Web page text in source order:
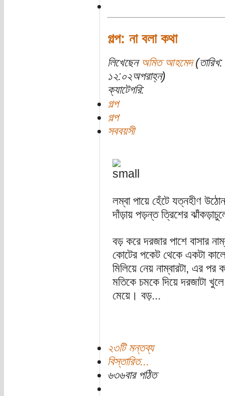
গল্প: না বলা কথা
লিখেছেন অমিত আহমেদ
১২:০২অপরাহ্ন)
ক্যাটেগরি:
গল্প
গল্প
সববয়সী
লম্বা পায়ে হেঁটে যত্নহীণ
দাঁড়ায় পড়ন্ত ত্রিশের
বড় করে দরজার পাশে বাসার
কোটের পকেট থেকে একটা
মিলিয়ে নেয় নাম্বারটা, এর পর
মতিকে চমকে দিয়ে দরজাটা
মেয়ে। বড়...
২৩টি মন্তব্য
বিস্তারিত...
৬৩৬বার পঠিত